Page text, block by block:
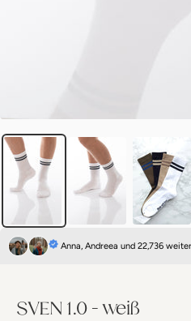
Anna, Andreea und 22,736
SVEN 1.0 - weiß